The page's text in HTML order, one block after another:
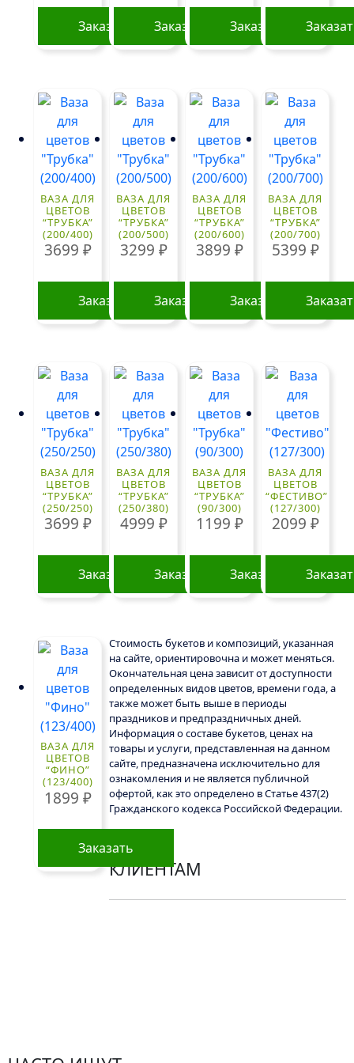
Заказать Заказать Заказать
ВАЗА ДЛЯ
ЦВЕТОВ
“ТРУБКА”
(200/400)
3699 ₽
Заказать
ВАЗА ДЛЯ
ЦВЕТОВ
“ТРУБКА”
(200/500)
3299 ₽
Заказать
ВАЗА ДЛЯ
ЦВЕТОВ
“ТРУБКА”
(200/600)
3899 ₽
Заказать
ВАЗА ДЛЯ
ЦВЕТОВ
“ТРУБКА”
(200/700)
5399 ₽
ВАЗА ДЛЯ
ЦВЕТОВ
“ТРУБКА”
(250/250)
3699 ₽
Заказать
ВАЗА ДЛЯ
ЦВЕТОВ
“ТРУБКА”
(250/380)
4999 ₽
Заказать
ВАЗА ДЛЯ
ЦВЕТОВ
“ТРУБКА”
(90/300)
1199 ₽
Заказать
ВАЗА ДЛЯ
ЦВЕТОВ
“ФЕСТИВО”
(127/300)
2099 ₽
ВАЗА ДЛЯ
ЦВЕТОВ
“ФИНО”
(123/400)
1899 ₽
Заказать
Стоимость букетов и композиций, указанная
на сайте, ориентировочна и может меняться.
Окончательная цена зависит от доступности
определенных видов цветов, времени года, а
также может быть выше в периоды
праздников и предпраздничных дней.
Информация о составе букетов, ценах на
товары и услуги, представленная на данном
сайте, предназначена исключительно для
ознакомления и не является публичной
офертой, как это определено в Статье 437(2)
Гражданского кодекса Российской Федерации.
КЛИЕНТАМ